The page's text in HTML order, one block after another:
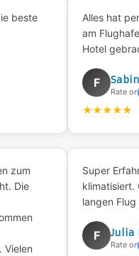
beste
Alles hat
am
Hotel
F
Rate on
★★★★★
zum
Die
Vielen
Super
klimatisiert.
langen
F Julia
Rate on